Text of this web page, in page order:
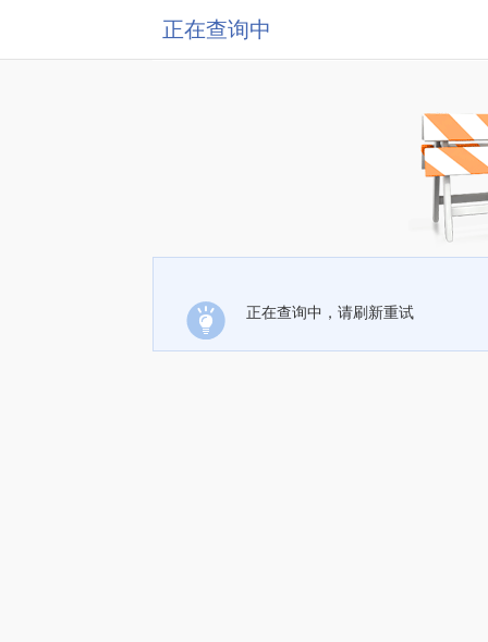
正在查询中
正在查询中，请刷新重试